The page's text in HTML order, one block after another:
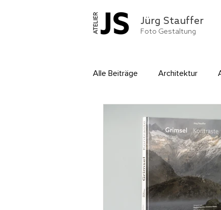
Jürg Stauffer
Foto Gestaltung
Alle Beiträge Architektur
Menschen
Sachaufnahmen